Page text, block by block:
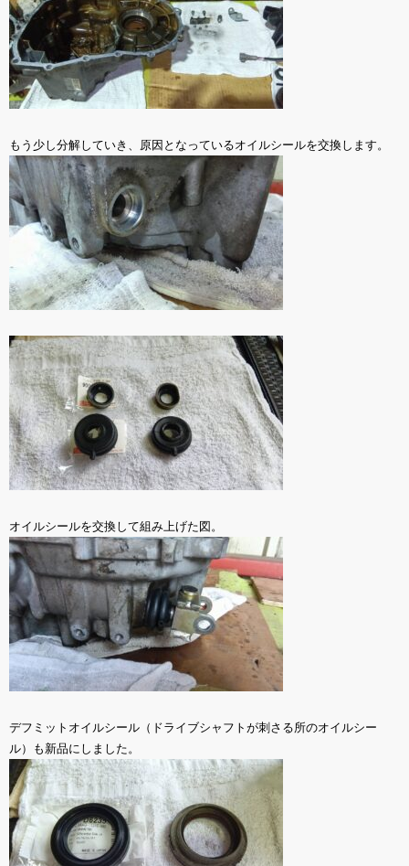
もう少し分解していき、原因となっているオイルシールを交換します。
オイルシールを交換して組み上げた図。
デフミットオイルシール（ドライブシャフトが刺さる所のオイルシー
ル）も新品にしました。